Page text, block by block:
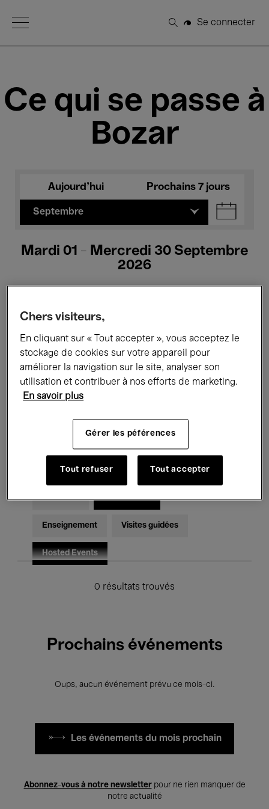
Open Menu
Rechercher
Se connecter
Ce qui se passe à
Bozar
Aujourd'hui Prochains 7 jours
Septembre
Mardi 01 - Mercredi 30 Septembre
2026
Tous les événements Concerts
Expositions Films Performances
Rencontres & Débats
Musique classique Global Music
Musique électronique
Pour tous Kids’ Palace
Enseignement Visites guidées
Hosted Events
0 résultats trouvés
Prochains événements
Oups, aucun événement prévu ce mois-ci.
Les événements du mois prochain
Abonnez-vous à notre newsletterpour ne rien manquer de
notre actualité
Chers visiteurs,
En cliquant sur « Tout accepter », vous acceptez le
stockage de cookies sur votre appareil pour
améliorer la navigation sur le site, analyser son
utilisation et contribuer à nos efforts de marketing.
En savoir plus
Gérer les péférences
Tout refuser Tout accepter